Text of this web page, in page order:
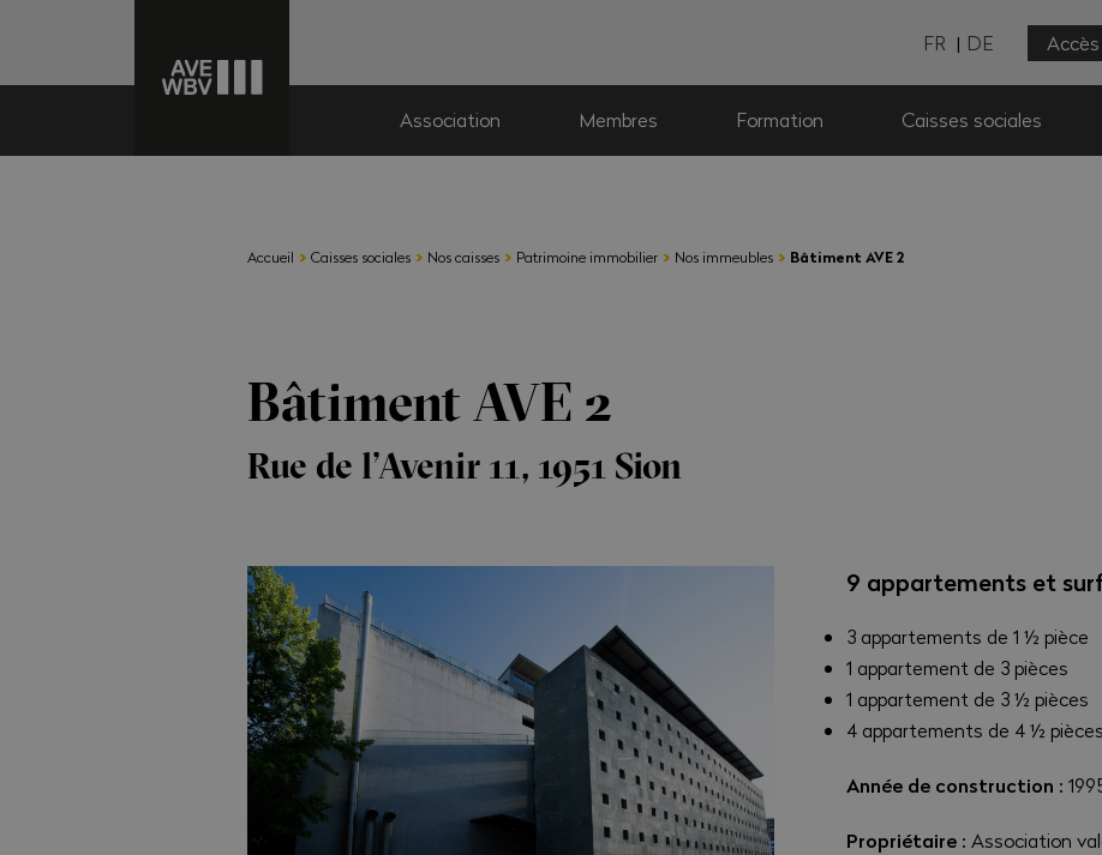
FR DE
Association Membres Formation Caisses sociales
Accueil › Caisses sociales › Nos caisses › Patrimoine immobilier › Nos immeubles › Bâtiment AVE 2
Bâtiment AVE 2
Rue de l’Avenir 11, 1951 Sion
9 appartements et
3 appartements de 1 ½ pièce
1 appartement de 3 pièces
1 appartement de 3 ½ pièces
4 appartements de 4 ½ pièces
Année de construction :
Propriétaire : Association